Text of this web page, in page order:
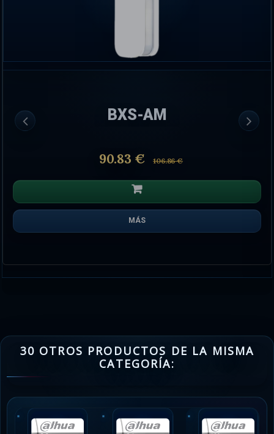
BXS-AM
90.83 € 106.86 €
MÁS
30 OTROS PRODUCTOS DE LA MISMA
CATEGORÍA: